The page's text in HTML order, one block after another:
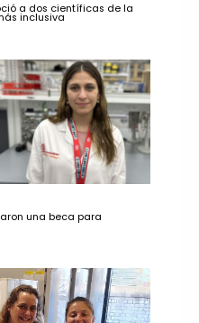
a dos científicas de la
inclusiva
una beca para